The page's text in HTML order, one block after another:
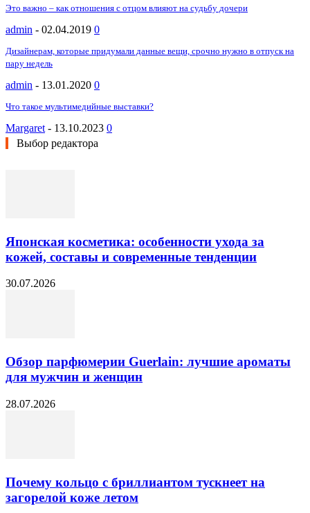
Это важно – как отношения с отцом влияют на судьбу дочери
admin - 02.04.2019 0
Дизайнерам, которые придумали данные вещи, срочно нужно в отпуск на
пару недель
admin - 13.01.2020 0
Что такое мультимедийные выставки?
Margaret - 13.10.2023 0
Выбор редактора
Японская косметика: особенности ухода за
кожей, составы и современные тенденции
30.07.2026
Обзор парфюмерии Guerlain: лучшие ароматы
для мужчин и женщин
28.07.2026
Почему кольцо с бриллиантом тускнеет на
загорелой коже летом